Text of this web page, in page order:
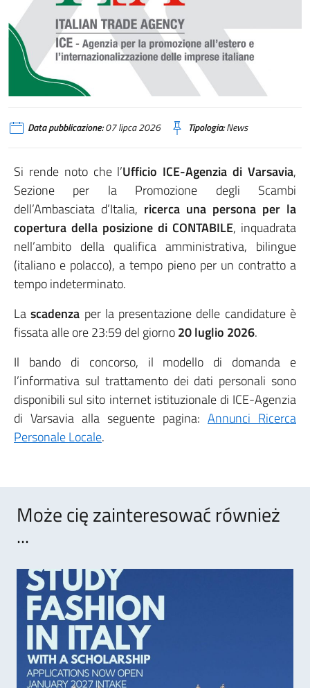
Data pubblicazione:07 lipca 2026 Tipologia:News
Si rende noto che l’Ufficio ICE-Agenzia di Varsavia,
Sezione per la Promozione degli Scambi
dell’Ambasciata d’Italia, ricerca una persona per la
copertura della posizione di CONTABILE, inquadrata
nell’ambito della qualifica amministrativa, bilingue
(italiano e polacco), a tempo pieno per un contratto a
tempo indeterminato.
Lascadenza per la presentazione delle candidature è
fissata alle ore 23:59 del giorno20 luglio 2026.
Il bando di concorso, il modello di domanda e
l’informativa sul trattamento dei dati personali sono
disponibili sul sito internet istituzionale di ICE-Agenzia
di Varsavia alla seguente pagina: Annunci Ricerca
Personale Locale.
Może cię zainteresować również
...